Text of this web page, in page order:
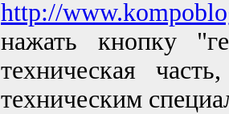
http://
нажать кнопку
техническая
техническим